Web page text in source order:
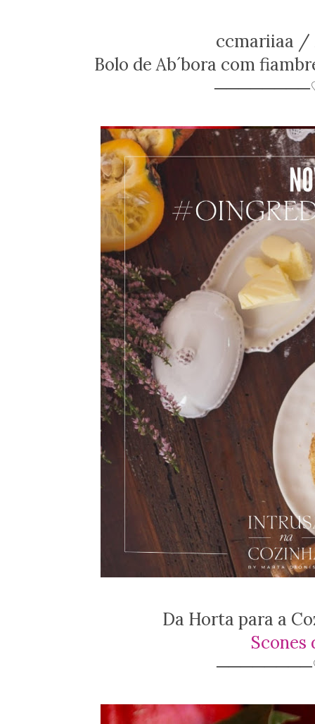
ccmariiaa /
Bolo de Ab´bora com
Da Horta para a
Scones